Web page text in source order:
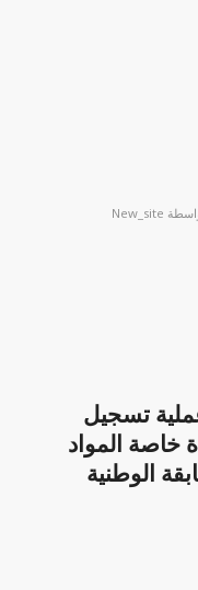
New_site
تسجيل
خاصة المواد
الوطنية